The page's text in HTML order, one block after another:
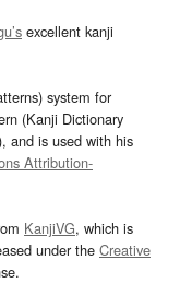
excellent kanji
system for
(Kanji Dictionary
and is used with his
Attribution-
KanjiVG, which is
under the Creative